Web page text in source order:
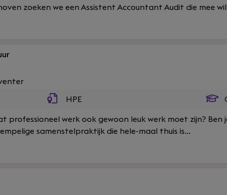
zoeken we een Assistent Accountant Audit die mee
HPE
professioneel werk ook gewoon leuk werk moet zijn? Ben
samenstelpraktijk die hele-maal thuis is...